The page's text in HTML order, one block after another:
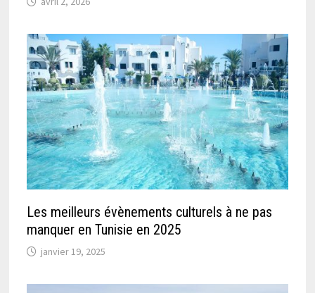
Les meilleurs évènements culturels à ne pas
manquer en Tunisie en 2025
janvier 19, 2025